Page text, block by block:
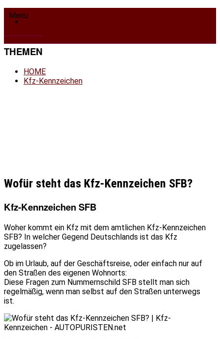
MenuHOME
THEMEN
HOME
Kfz-Kennzeichen
Wofür steht das Kfz-Kennzeichen SFB?
Kfz-Kennzeichen SFB
Woher kommt ein Kfz mit dem amtlichen Kfz-Kennzeichen
SFB? In welcher Gegend Deutschlands ist das Kfz
zugelassen?
Ob im Urlaub, auf der Geschäftsreise, oder einfach nur auf
den Straßen des eigenen Wohnorts:
Diese Fragen zum Nummernschild SFB stellt man sich
regelmäßig, wenn man selbst auf den Straßen unterwegs
ist.